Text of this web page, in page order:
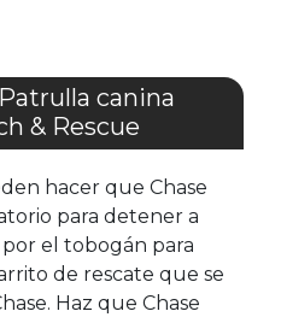
canina
& Rescue
hacer que Chase
para detener a
el tobogán para
de rescate que se
Haz que Chase